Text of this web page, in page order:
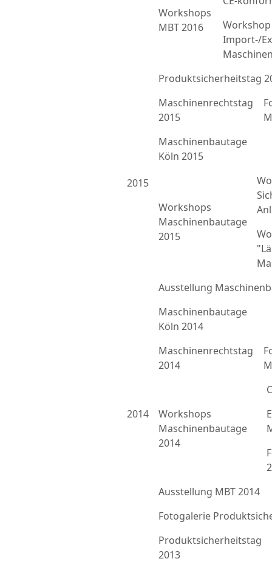
Workshops
MBT 2016
Import-/
2015
Produktsicherheitstag
Maschinenrechtstag
2015
Maschinenbautage
Köln 2015
Workshops
Maschinenbautage
2015
Ausstellung
2014
Maschinenbautage
Köln 2014
Maschinenrechtstag
2014
Workshops
Maschinenbautage
2014
Ausstellung MBT 2014
Fotogalerie
Produktsicherheitstag
2013